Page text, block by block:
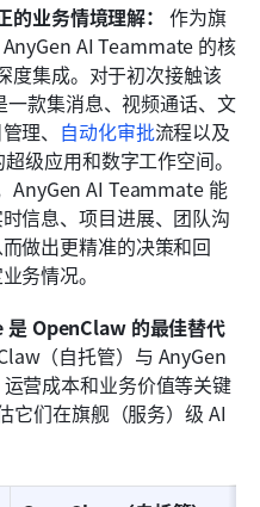
的业务情境理解： 作为旗
AI Teammate 的核
度集成。对于初次接触该
款集消息、视频通话、文
理、 自动化审批流程以及
级应用和数字工作空间。
AnyGen AI Teammate 能
信息、项目进展、团队沟
做出更精准的决策和回
务情况。
OpenClaw 的最佳替代
（自托管）与 AnyGen
营成本和业务价值等关键
它们在旗舰（服务）级 AI